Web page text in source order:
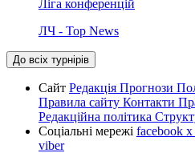
Ліга конференцій
ЛЧ - Top News
До всіх турнірів
Сайт Редакція Прогнози
Правила сайту Контакти
Редакційна політика
Соціальні мережі facebook x
viber